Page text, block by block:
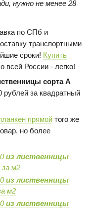
нужно не менее 28
по СПб и
транспортными
сроки! Купить
всей России - легко!
сорта А
рублей за квадратный
прямой того же
но более
из лиственницы
м2
из лиственницы
м2
из лиственницы